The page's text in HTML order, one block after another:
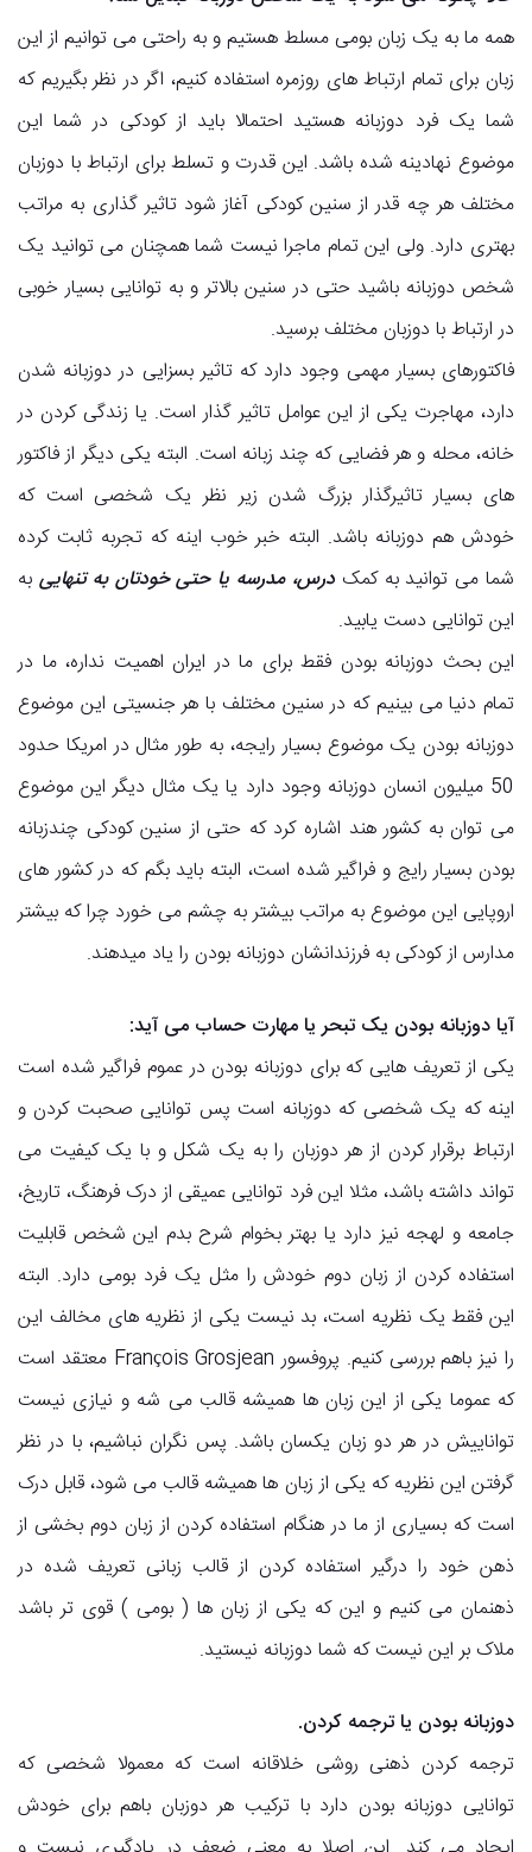
همه ما به یک زبان بومی مسلط هستیم و به راحتی می توانیم از این
زبان برای تمام ارتباط های روزمره استفاده کنیم، اگر در نظر بگیریم که
شما یک فرد دوزبانه هستید احتمالا باید از کودکی در شما این
موضوع نهادینه شده باشد. این قدرت و تسلط برای ارتباط با دوزبان
مختلف هر چه قدر از سنین کودکی آغاز شود تاثیر گذاری به مراتب
بهتری دارد. ولی این تمام ماجرا نیست شما همچنان می توانید یک
شخص دوزبانه باشید حتی در سنین بالاتر و به توانایی بسیار خوبی
در ارتباط با دوزبان مختلف برسید.
فاکتورهای بسیار مهمی وجود دارد که تاثیر بسزایی در دوزبانه شدن
دارد، مهاجرت یکی از این عوامل تاثیر گذار است. یا زندگی کردن در
خانه، محله و هر فضایی که چند زبانه است. البته یکی دیگر از فاکتور
های بسیار تاثیرگذار بزرگ شدن زیر نظر یک شخصی است که
خودش هم دوزبانه باشد. البته خبر خوب اینه که تجربه ثابت کرده
شما می توانید به کمکدرس، مدرسه یا حتی خودتان به تنهایی به
این توانایی دست یابید.
این بحث دوزبانه بودن فقط برای ما در ایران اهمیت نداره، ما در
تمام دنیا می بینیم که در سنین مختلف با هر جنسیتی این موضوع
دوزبانه بودن یک موضوع بسیار رایجه، به طور مثال در امریکا حدود
50 میلیون انسان دوزبانه وجود دارد یا یک مثال دیگر این موضوع
می توان به کشور هند اشاره کرد که حتی از سنین کودکی چندزبانه
بودن بسیار رایج و فراگیر شده است، البته باید بگم که در کشور های
اروپایی این موضوع به مراتب بیشتر به چشم می خورد چرا که بیشتر
مدارس از کودکی به فرزندانشان دوزبانه بودن را یاد میدهند.
آیا دوزبانه بودن یک تبحر یا مهارت حساب می آید:
یکی از تعریف هایی که برای دوزبانه بودن در عموم فراگیر شده است
اینه که یک شخصی که دوزبانه است پس توانایی صحبت کردن و
ارتباط برقرار کردن از هر دوزبان را به یک شکل و با یک کیفیت می
تواند داشته باشد، مثلا این فرد توانایی عمیقی از درک فرهنگ، تاریخ،
جامعه و لهجه نیز دارد یا بهتر بخوام شرح بدم این شخص قابلیت
استفاده کردن از زبان دوم خودش را مثل یک فرد بومی دارد. البته
این فقط یک نظریه است، بد نیست یکی از نظریه های مخالف این
را نیز باهم بررسی کنیم. پروفسور François Grosjean معتقد است
که عموما یکی از این زبان ها همیشه قالب می شه و نیازی نیست
تواناییش در هر دو زبان یکسان باشد. پس نگران نباشیم، با در نظر
گرفتن این نظریه که یکی از زبان ها همیشه قالب می شود، قابل درک
است که بسیاری از ما در هنگام استفاده کردن از زبان دوم بخشی از
ذهن خود را درگیر استفاده کردن از قالب زبانی تعریف شده در
ذهنمان می کنیم و این که یکی از زبان ها ( بومی ) قوی تر باشد
ملاک بر این نیست که شما دوزبانه نیستید.
دوزبانه بودن یا ترجمه کردن.
ترجمه کردن ذهنی روشی خلاقانه است که معمولا شخصی که
توانایی دوزبانه بودن دارد با ترکیب هر دوزبان باهم برای خودش